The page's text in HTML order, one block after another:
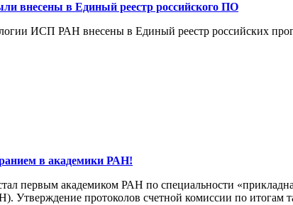
внесены в Единый реестр российского ПО
ИСП РАН внесены в Единый реестр российских
в академики РАН!
первым академиком РАН по специальности
Утверждение протоколов счетной комиссии по итогам